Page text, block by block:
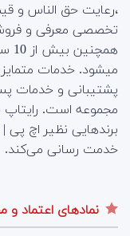
،رعایت حق الناس و
تخصصی معرفی و
میشود. خدمات
پشتیبانی و خدمات
مجموعه است.
خدمت رسانی می‌کند.
نمادهای اعتماد و